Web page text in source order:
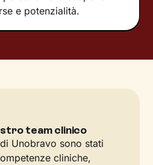
e potenzialità.
team clinico
Unobravo sono stati
cliniche,